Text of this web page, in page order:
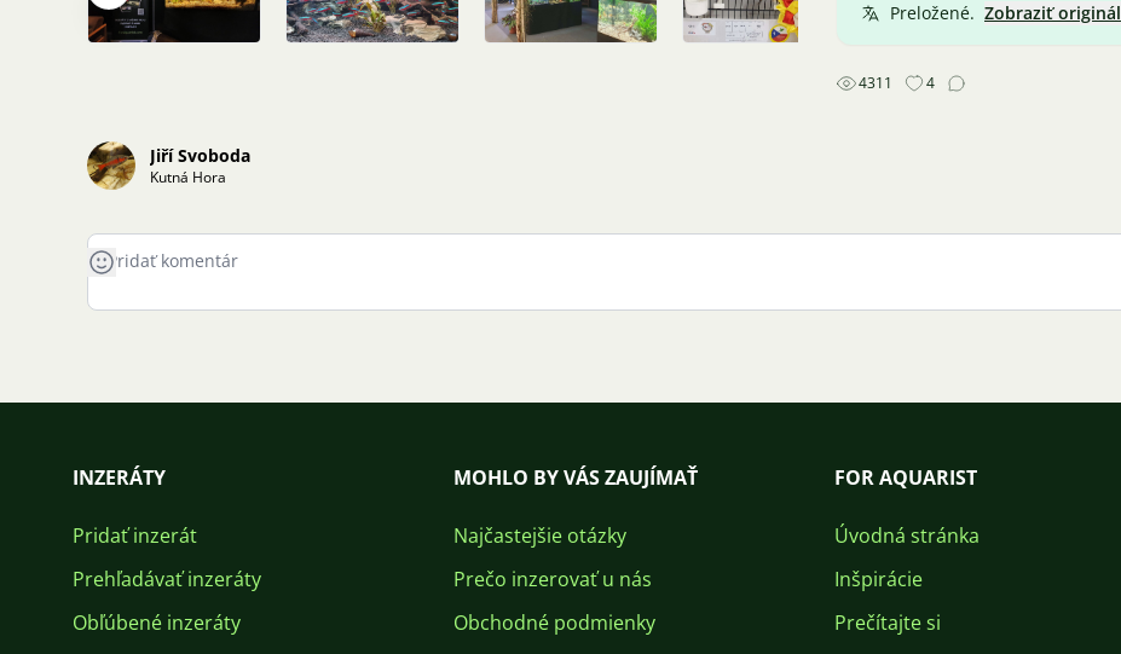
Preložené. Zobraziť originál
4311 4
Jiří Svoboda
Kutná Hora
INZERÁTY
Pridať inzerát
Prehľadávať inzeráty
Obľúbené inzeráty
MOHLO BY VÁS ZAUJÍMAŤ
Najčastejšie otázky
Prečo inzerovať u nás
Obchodné podmienky
FOR AQUARIST
Úvodná stránka
Inšpirácie
Prečítajte si